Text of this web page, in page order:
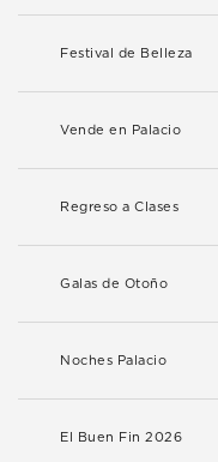
Festival de Belleza
Vende en Palacio
Regreso a Clases
Galas de Otoño
Noches Palacio
El Buen Fin 2026